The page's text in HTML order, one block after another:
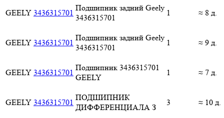
GEELY 3436315701
Подшипник задний Geely
3436315701
1 ≈ 8 д.
GEELY 3436315701
Подшипник задний Geely
3436315701
1 ≈ 9 д.
GEELY 3436315701
Подшипник 3436315701
GEELY
1 ≈ 7 д.
GEELY 3436315701
ПОДШИПНИК
ДИФФЕРЕНЦИАЛА З
3 ≈ 10 д.